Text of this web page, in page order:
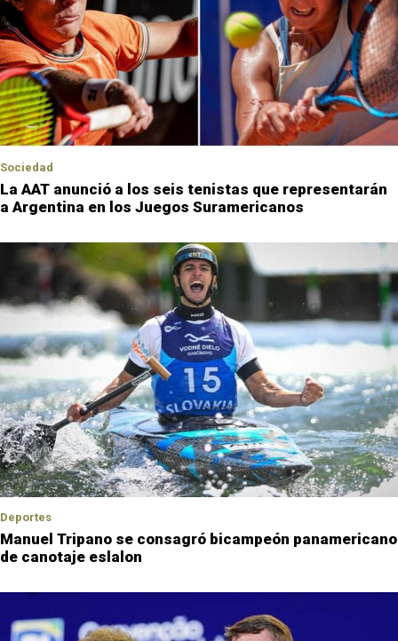
Sociedad
La AAT anunció a los seis tenistas que representarán
a Argentina en los Juegos Suramericanos
Deportes
Manuel Tripano se consagró bicampeón panamericano
de canotaje eslalon